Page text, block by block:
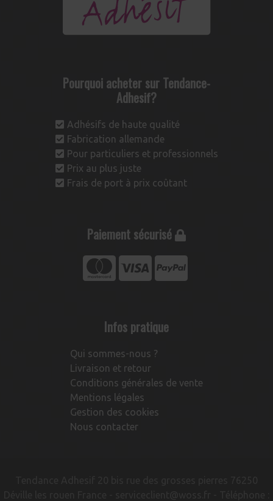
Pourquoi acheter sur Tendance-
Adhesif?
Adhésifs de haute qualité
Fabrication allemande
Pour particuliers et professionnels
Prix au plus juste
Frais de port à prix coûtant
Paiement sécurisé
Infos pratique
Qui sommes-nous ?
Livraison et retour
Conditions générales de vente
Mentions légales
Gestion des cookies
Nous contacter